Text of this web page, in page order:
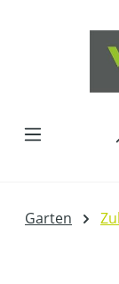
Garten